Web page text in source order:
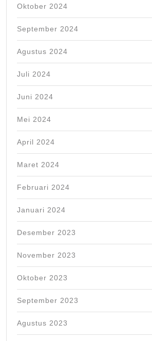
Oktober 2024
September 2024
Agustus 2024
Juli 2024
Juni 2024
Mei 2024
April 2024
Maret 2024
Februari 2024
Januari 2024
Desember 2023
November 2023
Oktober 2023
September 2023
Agustus 2023